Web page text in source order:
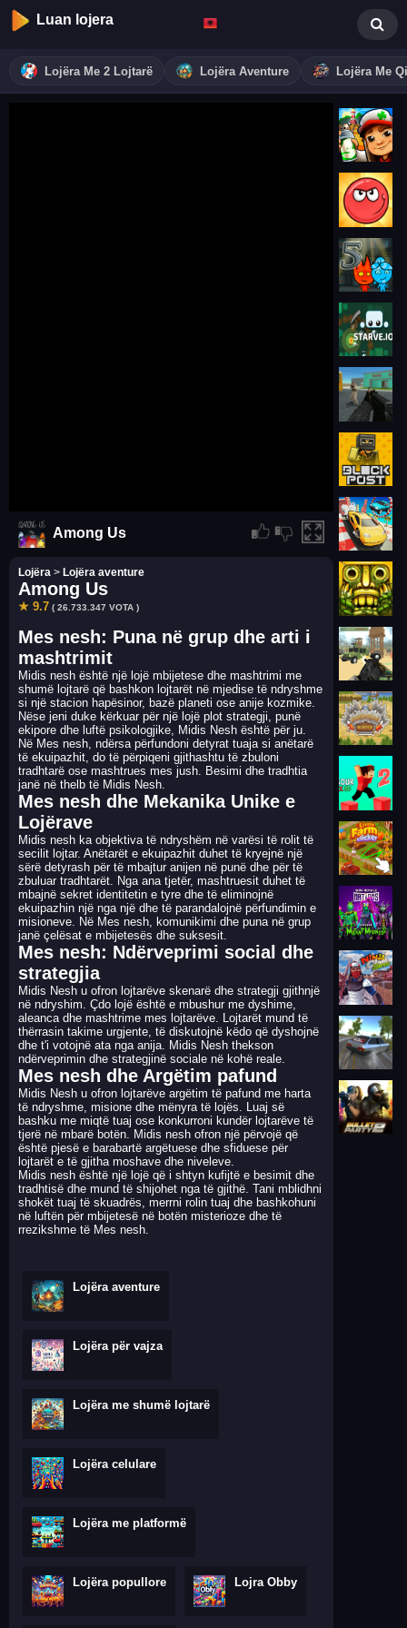
Luan lojera
Lojëra Me 2 Lojtarë Lojëra Aventure Lojëra Me
Among Us
Lojëra > Lojëra aventure
Among Us
★ 9.7 ( 26.733.347 VOTA )
Mes nesh: Puna në grup dhe arti i
mashtrimit
Midis nesh është një lojë mbijetese dhe mashtrimi me
shumë lojtarë që bashkon lojtarët në mjedise të ndryshme
si një stacion hapësinor, bazë planeti ose anije kozmike.
Nëse jeni duke kërkuar për një lojë plot strategji, punë
ekipore dhe luftë psikologjike, Midis Nesh është për ju.
Në Mes nesh, ndërsa përfundoni detyrat tuaja si anëtarë
të ekuipazhit, do të përpiqeni gjithashtu të zbuloni
tradhtarë ose mashtrues mes jush. Besimi dhe tradhtia
janë në thelb të Midis Nesh.
Mes nesh dhe Mekanika Unike e
Lojërave
Midis nesh ka objektiva të ndryshëm në varësi të rolit të
secilit lojtar. Anëtarët e ekuipazhit duhet të kryejnë një
sërë detyrash për të mbajtur anijen në punë dhe për të
zbuluar tradhtarët. Nga ana tjetër, mashtruesit duhet të
mbajnë sekret identitetin e tyre dhe të eliminojnë
ekuipazhin një nga një dhe të parandalojnë përfundimin e
misioneve. Në Mes nesh, komunikimi dhe puna në grup
janë çelësat e mbijetesës dhe suksesit.
Mes nesh: Ndërveprimi social dhe
strategjia
Midis Nesh u ofron lojtarëve skenarë dhe strategji gjithnjë
në ndryshim. Çdo lojë është e mbushur me dyshime,
aleanca dhe mashtrime mes lojtarëve. Lojtarët mund të
thërrasin takime urgjente, të diskutojnë këdo që dyshojnë
dhe t'i votojnë ata nga anija. Midis Nesh thekson
ndërveprimin dhe strategjinë sociale në kohë reale.
Mes nesh dhe Argëtim pafund
Midis Nesh u ofron lojtarëve argëtim të pafund me harta
të ndryshme, misione dhe mënyra të lojës. Luaj së
bashku me miqtë tuaj ose konkurroni kundër lojtarëve të
tjerë në mbarë botën. Midis nesh ofron një përvojë që
është pjesë e barabartë argëtuese dhe sfiduese për
lojtarët e të gjitha moshave dhe niveleve.
Midis nesh është një lojë që i shtyn kufijtë e besimit dhe
tradhtisë dhe mund të shijohet nga të gjithë. Tani mblidhni
shokët tuaj të skuadrës, merrni rolin tuaj dhe bashkohuni
në luftën për mbijetesë në botën misterioze dhe të
rrezikshme të Mes nesh.
Lojëra aventure
Lojëra për vajza
Lojëra me shumë lojtarë
Lojëra celulare
Lojëra me platformë
Lojëra popullore Lojra Obby